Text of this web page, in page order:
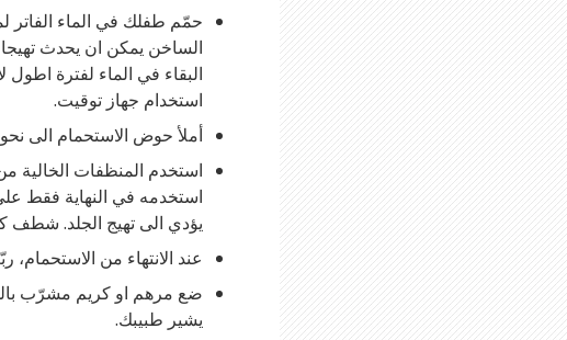
البقاء في الماء لفترة
استخدام جهاز توقيت.
أملأ حوض الاستحمام الى
استخدم المنظفات الخالية
استخدمه في النهاية فقط
يؤدي الى تهيج الجلد. شطف
عند الانتهاء من
ضع مرهم او كريم مشرّب
يشير طبيبك.